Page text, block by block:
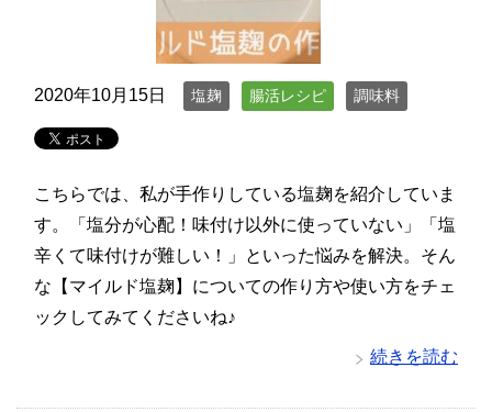
2020年10月15日 塩麹 腸活レシピ 調味料
こちらでは、私が手作りしている塩麹を紹介していま
す。「塩分が心配！味付け以外に使っていない」「塩
辛くて味付けが難しい！」といった悩みを解決。そん
な【マイルド塩麹】についての作り方や使い方をチェ
ックしてみてくださいね♪
続きを読む